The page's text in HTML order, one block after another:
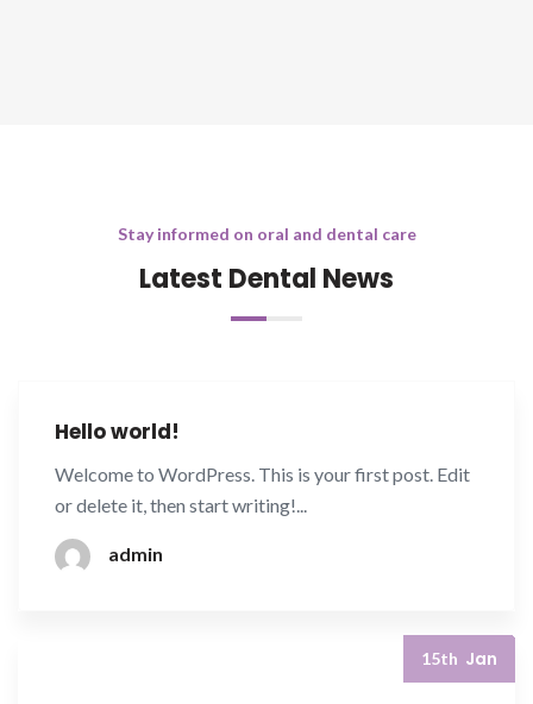
Stay informed on oral and dental care
Latest Dental News
Hello world!
Welcome to WordPress. This is your first post. Edit
or delete it, then start writing!...
admin
15th Jan